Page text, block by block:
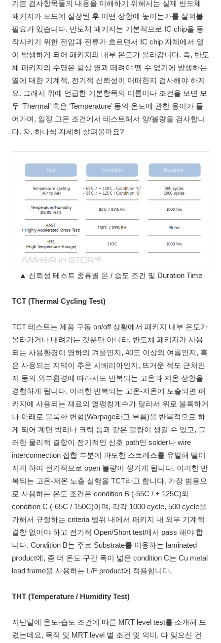
기본 검사항목들의 내용을 이해하기 위해서는 실제 반도체
패키지가 보드에 실장된 후 어떤 상황에 놓이는가를 살펴볼
필요가 있습니다. 반도체 패키지는 기본적으로 IC chip을 동
작시키기 위한 전압과 전류가 흐르면서 IC chip 자체에서 열
이 발생하게 되어 패키지의 내부 온도가 올라갑니다. 즉, 반도
체 패키지의 수명은 항상 열과 떼려야 뗄 수 없기에 발생하는
열에 대한 기계적, 전기적 신뢰성이 어떠한지 검사해야 하지
요. 그래서 위에 언급한 기본항목의 이름이나 조건을 보면 모
두 ‘Thermal’ 혹은 ‘Temperature’ 등의 온도에 관한 용어가 들
어가며, 일정 고온 조건에서 테스트해서 양/불량을 검사합니
다. 자, 하나씩 자세히 살펴볼까요?
▲ 신뢰성 테스트 종류별 온 / 습도 조건 및 Duration Time
TCT (Thermal Cycling Test)
TCT 테스트는 제품 구동 on/off 상황에서 패키지 내부 온도가
올라가거나 내려가는 것뿐만 아니라, 반도체 패키지가 사용
되는 사용환경이 영하의 겨울인지, 40도 이상의 여름인지, 혹
은 사용되는 지역이 추운 시베리아인지, 뜨거운 적도 근처인
지 등의 외부환경에 따라서도 반복되는 고온과 저온 상황을
경험하게 됩니다. 이러한 반복되는 고온-저온에 노출되면 패
키지에 사용되는 재료의 열팽창계수가 달라서 위로 불룩하거
나 아래로 불룩한 변형(Warpage라고 부름)을 반복적으로 하
게 되어 계면 박리나 크랙 등과 같은 불량이 생길 수 있고, 그
러한 물리적 결함이 전기적인 신호 path인 solder나 wire
interconnection 접합 부분에 과도한 스트레스를 유발해 떨어
지게 하여 전기적으로 open 불량이 생기게 됩니다. 이러한 반
복되는 고온-저온 노출 실험을 TCT라고 합니다. 가장 범용으
로 사용하는 온도 조건은 condition B (-55C / + 125C)와
condition C (-65C / 150C)이며, 각각 1000 cycle, 500 cycle을
가해서 규정하는 criteria 범위 내에서 패키지 내 외부 기계적
결함 없어야 하고 전기적 Open/Short test에서 pass 해야 합
니다. Condition B는 주로 Substrate를 이용하는 laminated
product에, 좀 더 온도 구간 폭이 넓은 condition C는 Cu metal
lead frame을 사용하는 L/F product에 적용합니다.
THT (Temperature / Humidity Test)
지난달에 온도-습도 조건에 따른 MRT level test를 소개해 드
렸는데요, 목적 및 MRT level 별 조건 및 의미, 다 잊으신 건